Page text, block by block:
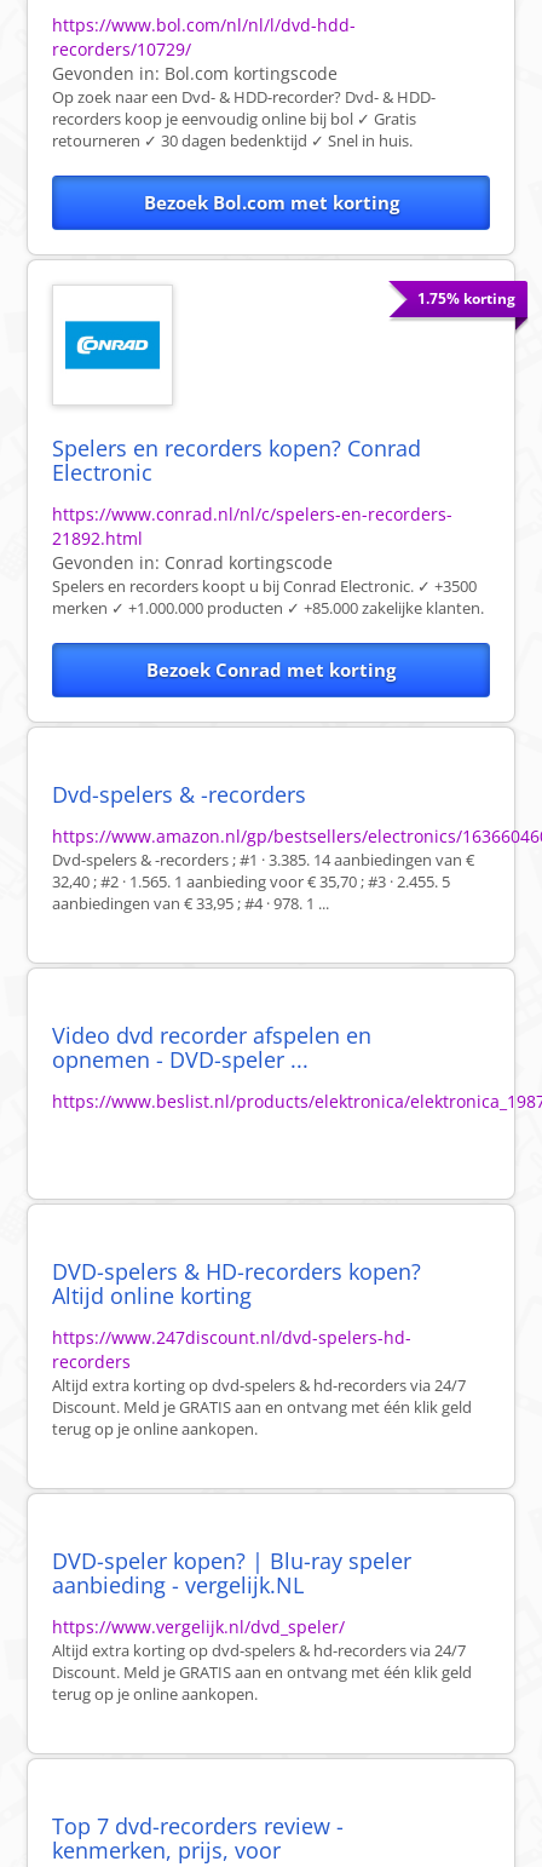
https://www.bol.com/nl/nl/l/dvd-hdd-
recorders/10729/
Gevonden in: Bol.com kortingscode
Op zoek naar een Dvd- & HDD-recorder? Dvd- & HDD-
recorders koop je eenvoudig online bij bol ✓ Gratis
retourneren ✓ 30 dagen bedenktijd ✓ Snel in huis.
Bezoek Bol.com met korting
1.75% korting
Spelers en recorders kopen? Conrad
Electronic
https://www.conrad.nl/nl/c/spelers-en-recorders-
21892.html
Gevonden in: Conrad kortingscode
Spelers en recorders koopt u bij Conrad Electronic. ✓ +3500
merken ✓ +1.000.000 producten ✓ +85.000 zakelijke klanten.
Bezoek Conrad met korting
Dvd-spelers & -recorders
https://www.amazon.nl/gp/bestsellers/electronics/
Dvd-spelers & -recorders ; #1 · 3.385. 14 aanbiedingen van €
32,40 ; #2 · 1.565. 1 aanbieding voor € 35,70 ; #3 · 2.455. 5
aanbiedingen van € 33,95 ; #4 · 978. 1 ...
Video dvd recorder afspelen en
opnemen - DVD-speler ...
https://www.beslist.nl/products/elektronica/
DVD-spelers & HD-recorders kopen?
Altijd online korting
https://www.247discount.nl/dvd-spelers-hd-
recorders
Altijd extra korting op dvd-spelers & hd-recorders via 24/7
Discount. Meld je GRATIS aan en ontvang met één klik geld
terug op je online aankopen.
DVD-speler kopen? | Blu-ray speler
aanbieding - vergelijk.NL
https://www.vergelijk.nl/dvd_speler/
Altijd extra korting op dvd-spelers & hd-recorders via 24/7
Discount. Meld je GRATIS aan en ontvang met één klik geld
terug op je online aankopen.
Top 7 dvd-recorders review -
kenmerken, prijs, voor